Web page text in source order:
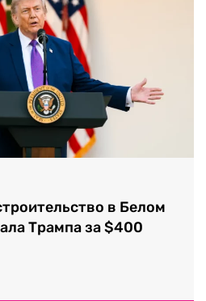
в Белом
Трампа за $400